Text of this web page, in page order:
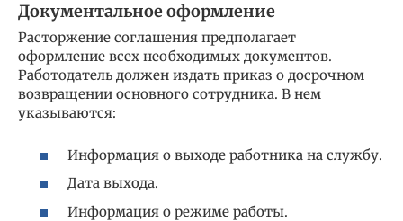
Документальное оформление
Расторжение соглашения предполагает
оформление всех необходимых документов.
Работодатель должен издать приказ о досрочном
возвращении основного сотрудника. В нем
указываются:
Информация о выходе работника на службу.
Дата выхода.
Информация о режиме работы.